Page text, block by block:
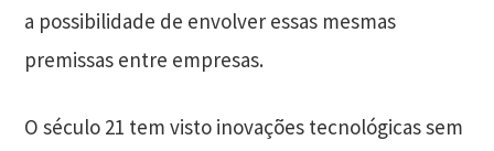
a possibilidade de envolver essas mesmas
premissas entre empresas.
O século 21 tem visto inovações tecnológicas sem